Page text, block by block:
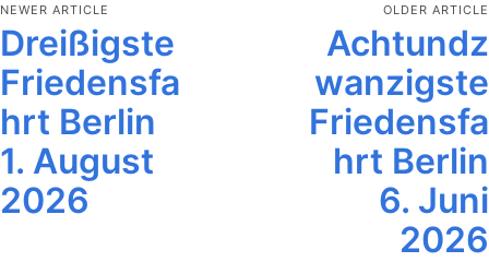
NEWER ARTICLE
Dreißigste
Friedensfa
hrt Berlin
1. August
2026
OLDER ARTICLE
Achtundz
wanzigste
Friedensfa
hrt Berlin
6. Juni
2026